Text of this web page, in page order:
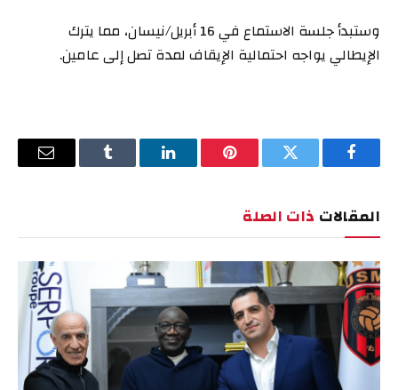
وستبدأ جلسة الاستماع في 16 أبريل/نيسان، مما يترك
الإيطالي يواجه احتمالية الإيقاف لمدة تصل إلى عامين.
فيسبوك تويتر بينتيريستلينكدإن Tumblr
البريد
المقالات ذات الصلة